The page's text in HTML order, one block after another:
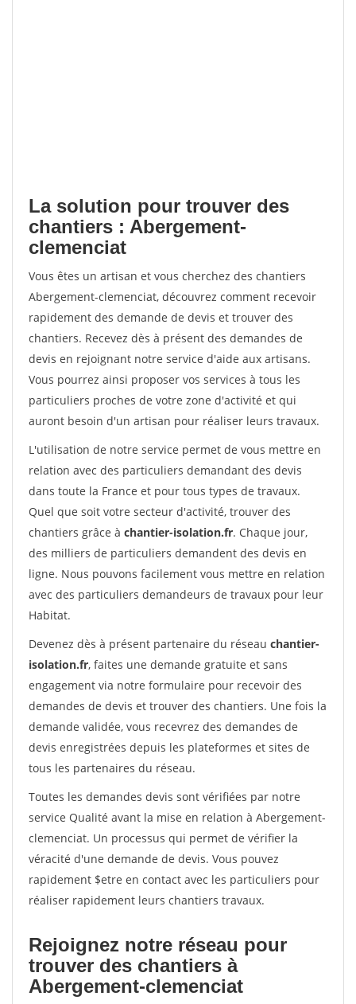
La solution pour trouver des
chantiers : Abergement-
clemenciat
Vous êtes un artisan et vous cherchez des chantiers
Abergement-clemenciat, découvrez comment recevoir
rapidement des demande de devis et trouver des
chantiers. Recevez dès à présent des demandes de
devis en rejoignant notre service d'aide aux artisans.
Vous pourrez ainsi proposer vos services à tous les
particuliers proches de votre zone d'activité et qui
auront besoin d'un artisan pour réaliser leurs travaux.
L'utilisation de notre service permet de vous mettre en
relation avec des particuliers demandant des devis
dans toute la France et pour tous types de travaux.
Quel que soit votre secteur d'activité, trouver des
chantiers grâce à chantier-isolation.fr. Chaque jour,
des milliers de particuliers demandent des devis en
ligne. Nous pouvons facilement vous mettre en relation
avec des particuliers demandeurs de travaux pour leur
Habitat.
Devenez dès à présent partenaire du réseau chantier-
isolation.fr, faites une demande gratuite et sans
engagement via notre formulaire pour recevoir des
demandes de devis et trouver des chantiers. Une fois la
demande validée, vous recevrez des demandes de
devis enregistrées depuis les plateformes et sites de
tous les partenaires du réseau.
Toutes les demandes devis sont vérifiées par notre
service Qualité avant la mise en relation à Abergement-
clemenciat. Un processus qui permet de vérifier la
véracité d'une demande de devis. Vous pouvez
rapidement $etre en contact avec les particuliers pour
réaliser rapidement leurs chantiers travaux.
Rejoignez notre réseau pour
trouver des chantiers à
Abergement-clemenciat